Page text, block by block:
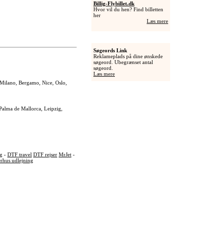
Bergamo, Nice, Oslo,
de Mallorca, Leipzig,
- DTF travel DTF rejser MrJet -
udlejning
Billig-Flybillet.dk
Hvor vil du hen? Find billetten
her
Læs mere
Søgeords Link
Reklameplads på dine ønskede
søgeord. Ubegrænset antal
søgeord.
Læs mere